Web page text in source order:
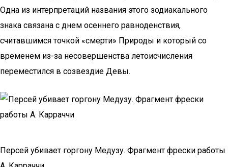
Одна из интерпретаций названия этого зодиакального
знака связана с днем осеннего равноденствия,
считавшимся точкой «смерти» Природы и который со
временем из-за несовершенства летоисчисления
переместился в созвездие Девы.
Персей убивает горгону Медузу. Фрагмент фрески работы